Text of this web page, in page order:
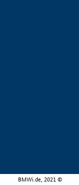
BMWi.de, 2021 ©